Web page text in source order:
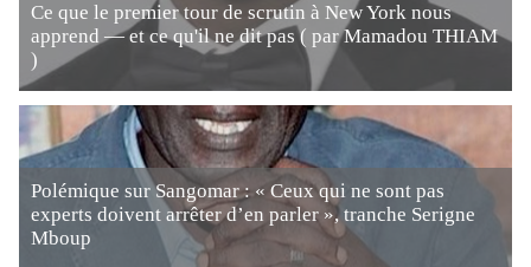
Ce que le premier tour de scrutin à New York nous
apprend — et ce qu'il ne dit pas ( par Mamadou THIAM
)
Polémique sur Sangomar : « Ceux qui ne sont pas
experts doivent arrêter d’en parler », tranche Serigne
Mboup